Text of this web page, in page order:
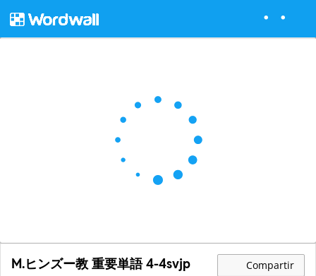
M.ヒンズー教 重要単語 4-4svjp Compartir